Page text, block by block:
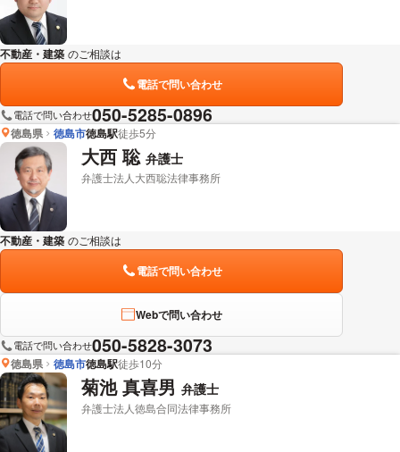
不動産・建築 のご相談は
電話で問い合わせ
電話で問い合わせ050-5285-0896
徳島県 徳島市徳島駅徒歩5分
大西 聡 弁護士
弁護士法人大西聡法律事務所
不動産・建築 のご相談は
電話で問い合わせ
Webで問い合わせ
電話で問い合わせ050-5828-3073
徳島県 徳島市徳島駅徒歩10分
菊池 真喜男 弁護士
弁護士法人徳島合同法律事務所